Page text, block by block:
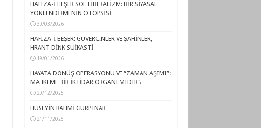
HAFIZA-İ BEŞER SOL LİBERALİZM: BİR SİYASAL
YÖNLENDİRMENİN OTOPSİSİ
30/03/2026
HAFIZA-İ BEŞER: GÜVERCİNLER VE ŞAHİNLER,
HRANT DİNK SUİKASTİ
19/01/2026
HAYATA DÖNÜŞ OPERASYONU VE “ZAMAN AŞIMI”:
MAHKEME BİR İKTİDAR ORGANI MIDIR ?
20/12/2025
HÜSEYİN RAHMİ GÜRPINAR
21/11/2025